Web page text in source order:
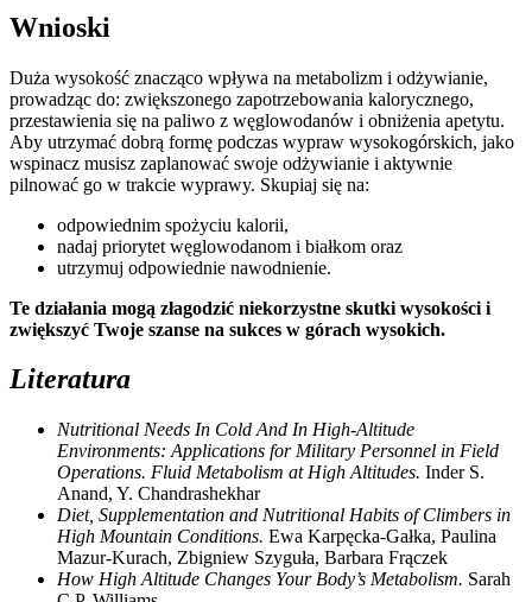
Wnioski
Duża wysokość znacząco wpływa na metabolizm i odżywianie,
prowadząc do: zwiększonego zapotrzebowania kalorycznego,
przestawienia się na paliwo z węglowodanów i obniżenia apetytu.
Aby utrzymać dobrą formę podczas wypraw wysokogórskich, jako
wspinacz musisz zaplanować swoje odżywianie i aktywnie
pilnować go w trakcie wyprawy. Skupiaj się na:
odpowiednim spożyciu kalorii,
nadaj priorytet węglowodanom i białkom oraz
utrzymuj odpowiednie nawodnienie.
Te działania mogą złagodzić niekorzystne skutki wysokości i
zwiększyć Twoje szanse na sukces w górach wysokich.
Literatura
Nutritional Needs In Cold And In High-Altitude
Environments: Applications for Military Personnel in Field
Operations. Fluid Metabolism at High Altitudes. Inder S.
Anand, Y. Chandrashekhar
Diet, Supplementation and Nutritional Habits of Climbers in
High Mountain Conditions. Ewa Karpęcka-Gałka, Paulina
Mazur-Kurach, Zbigniew Szyguła, Barbara Frączek
How High Altitude Changes Your Body’s Metabolism. Sarah